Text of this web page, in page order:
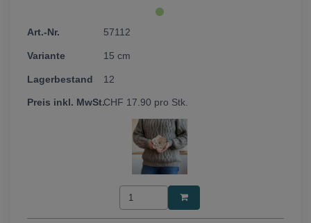
57112
15 cm
12
CHF 17.90 pro Stk.